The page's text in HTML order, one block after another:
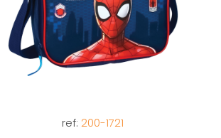
ref: 200-1721